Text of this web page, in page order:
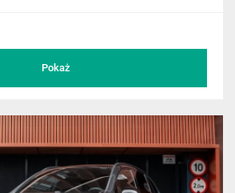
Pokaż